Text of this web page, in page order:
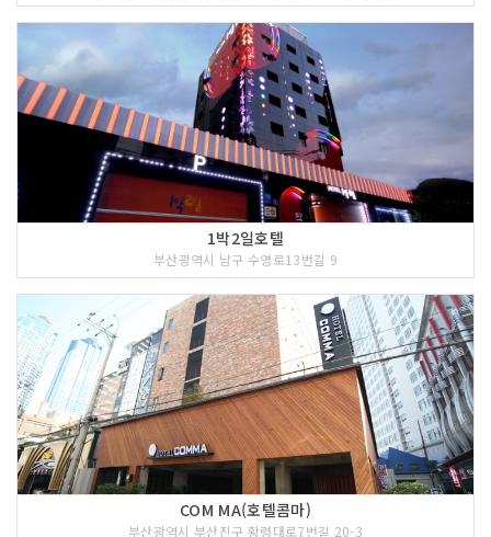
1박2일호텔
부산광역시 남구 수영로13번길 9
COM MA(호텔콤마)
부산광역시 부산진구 황령대로7번길 20-3